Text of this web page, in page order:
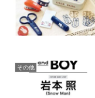
その他